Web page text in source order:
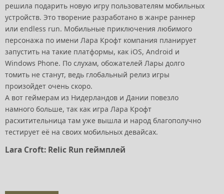
решила подарить новую игру пользователям мобильных
устройств. Это творение разработано в жанре раннер
или endless run. Мобильные приключения любимого
персонажа по имени Лара Крофт компания планирует
запустить на такие платформы, как iOS, Android и
Windows Phone. По слухам, обожателей Лары долго
томить не станут, ведь глобальный релиз игры
произойдет очень скоро.
А вот геймерам из Нидерландов и Дании повезло
намного больше, так как игра Лара Крофт
расхитительница там уже вышла и народ благополучно
тестирует её на своих мобильных девайсах.
Lara Croft: Relic Run геймплей